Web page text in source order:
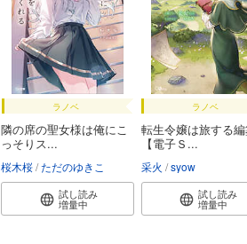
ラノベ
隣の席の聖女様は俺にこ
っそりス...
桜木桜 ただのゆきこ
試し読み
増量中
ラノベ
転生令嬢は旅する
【電子Ｓ...
采火 syow
試し読み
増量中